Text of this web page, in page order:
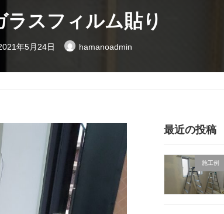
ラスフィルム貼り
年5月24日 hamanoadmin
最近の投稿
施工例